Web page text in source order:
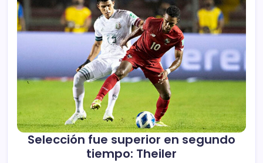
Selección fue superior en segundo
tiempo: Theiler